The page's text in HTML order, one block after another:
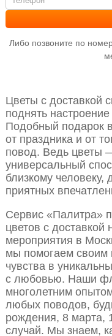
Либо позвоните по
Цветы с доставкой
поднять
Подобный подарок
от праздника и от
повод. Ведь цветы
универсальный
близкому человеку,
приятных
Сервис «Палитра»
цветов с
мероприятия в
мы помогаем своим
чувства в
с любовью. Наши
многолетним
любых поводов,
рождения, 8 марта,
случай. Мы знаем,